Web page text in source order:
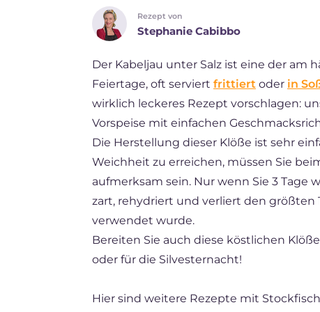
FR
Rezept von
Stephanie Cabibbo
Der Kabeljau unter Salz ist eine der
Feiertage, oft serviert frittiert oder in
wirklich leckeres Rezept vorschlagen:
Vorspeise mit einfachen
Die Herstellung dieser Klöße ist sehr
Weichheit zu erreichen, müssen Sie
aufmerksam sein. Nur wenn Sie 3 Tage
zart, rehydriert und verliert den größten
verwendet wurde.
Bereiten Sie auch diese köstlichen
oder für die Silvesternacht!
Hier sind weitere Rezepte mit